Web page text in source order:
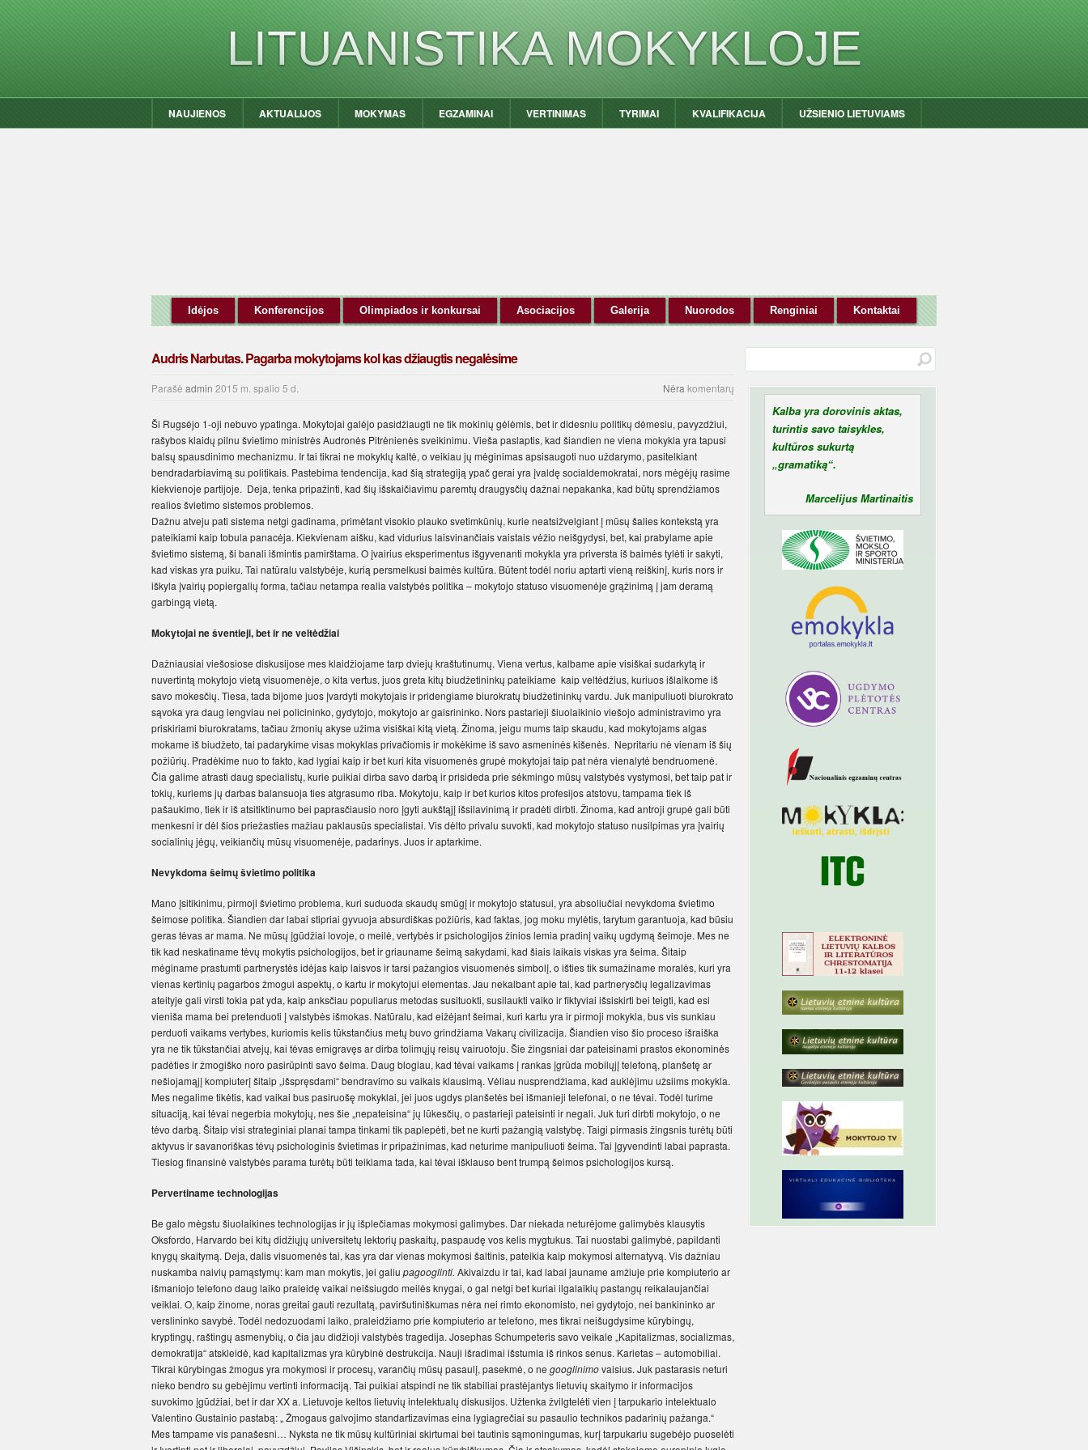
LITUANISTIKA MOKYKLOJE
NAUJIENOS AKTUALIJOS MOKYMAS EGZAMINAI VERTINIMAS TYRIMAI KVALIFIKACIJA UŽSIENIO LIETUVIAMS
Idėjos Konferencijos Olimpiados ir konkursai Asociacijos Galerija Nuorodos Renginiai Kontaktai
Audris Narbutas. Pagarba mokytojams kol kas džiaugtis negalėsime
Parašė admin 2015 m. spalio 5 d. Nėra komentarų
Ši Rugsėjo 1-oji nebuvo ypatinga. Mokytojai galėjo pasidžiaugti ne tik mokinių gėlėmis, bet ir didesniu politikų dėmesiu, pavyzdžiui,
rašybos klaidų pilnu švietimo ministrės Audronės Pitrėnienės sveikinimu. Vieša paslaptis, kad šiandien ne viena mokykla yra tapusi
balsų spausdinimo mechanizmu. Ir tai tikrai ne mokyklų kaltė, o veikiau jų mėginimas apsisaugoti nuo uždarymo, pasitelkiant
bendradarbiavimą su politikais. Pastebima tendencija, kad šią strategiją ypač gerai yra įvaldę socialdemokratai, nors mėgėjų rasime
kiekvienoje partijoje. Deja, tenka pripažinti, kad šių išskaičiavimu paremtų draugysčių dažnai nepakanka, kad būtų sprendžiamos
realios švietimo sistemos problemos.
Dažnu atveju pati sistema netgi gadinama, primėtant visokio plauko svetimkūnių, kurie neatsižvelgiant į mūsų šalies kontekstą yra
pateikiami kaip tobula panacėja. Kiekvienam aišku, kad vidurius laisvinančiais vaistais vėžio neišgydysi, bet, kai prabylame apie
švietimo sistemą, ši banali išmintis pamirštama. O įvairius eksperimentus išgyvenanti mokykla yra priversta iš baimės tylėti ir sakyti,
kad viskas yra puiku. Tai natūralu valstybėje, kurią persmelkusi baimės kultūra. Būtent todėl noriu aptarti vieną reiškinį, kuris nors ir
iškyla įvairių popiergalių forma, tačiau netampa realia valstybės politika – mokytojo statuso visuomenėje grąžinimą į jam deramą
garbingą vietą.
Mokytojai ne šventieji, bet ir ne veltėdžiai
Dažniausiai viešosiose diskusijose mes klaidžiojame tarp dviejų kraštutinumų. Viena vertus, kalbame apie visiškai sudarkytą ir
nuvertintą mokytojo vietą visuomenėje, o kita vertus, juos greta kitų biudžetininkų pateikiame kaip veltėdžius, kuriuos išlaikome iš
savo mokesčių. Tiesa, tada bijome juos įvardyti mokytojais ir pridengiame biurokratų biudžetininkų vardu. Juk manipuliuoti biurokrato
sąvoka yra daug lengviau nei policininko, gydytojo, mokytojo ar gaisrininko. Nors pastarieji šiuolaikinio viešojo administravimo yra
priskiriami biurokratams, tačiau žmonių akyse užima visiškai kitą vietą. Žinoma, jeigu mums taip skaudu, kad mokytojams algas
mokame iš biudžeto, tai padarykime visas mokyklas privačiomis ir mokėkime iš savo asmeninės kišenės. Nepritariu nė vienam iš šių
požiūrių. Pradėkime nuo to fakto, kad lygiai kaip ir bet kuri kita visuomenės grupė mokytojai taip pat nėra vienalytė bendruomenė.
Čia galime atrasti daug specialistų, kurie puikiai dirba savo darbą ir prisideda prie sėkmingo mūsų valstybės vystymosi, bet taip pat ir
tokių, kuriems jų darbas balansuoja ties atgrasumo riba. Mokytoju, kaip ir bet kurios kitos profesijos atstovu, tampama tiek iš
pašaukimo, tiek ir iš atsitiktinumo bei paprasčiausio noro įgyti aukštąjį išsilavinimą ir pradėti dirbti. Žinoma, kad antroji grupė gali būti
menkesni ir dėl šios priežasties mažiau paklausūs specialistai. Vis dėlto privalu suvokti, kad mokytojo statuso nusilpimas yra įvairių
socialinių jėgų, veikiančių mūsų visuomenėje, padarinys. Juos ir aptarkime.
Nevykdoma šeimų švietimo politika
Mano įsitikinimu, pirmoji švietimo problema, kuri suduoda skaudų smūgį ir mokytojo statusui, yra absoliučiai nevykdoma švietimo
šeimose politika. Šiandien dar labai stipriai gyvuoja absurdiškas požiūris, kad faktas, jog moku mylėtis, tarytum garantuoja, kad būsiu
geras tėvas ar mama. Ne mūsų įgūdžiai lovoje, o meilė, vertybės ir psichologijos žinios lemia pradinį vaikų ugdymą šeimoje. Mes ne
tik kad neskatiname tėvų mokytis psichologijos, bet ir griauname šeimą sakydami, kad šiais laikais viskas yra šeima. Šitaip
mėginame prastumti partnerystės idėjas kaip laisvos ir tarsi pažangios visuomenės simbolį, o išties tik sumažiname moralės, kuri yra
vienas kertinių pagarbos žmogui aspektų, o kartu ir mokytojui elementas. Jau nekalbant apie tai, kad partnerysčių legalizavimas
ateityje gali virsti tokia pat yda, kaip anksčiau populiarus metodas susituokti, susilaukti vaiko ir fiktyviai išsiskirti bei teigti, kad esi
vieniša mama bei pretenduoti į valstybės išmokas. Natūralu, kad eižėjant šeimai, kuri kartu yra ir pirmoji mokykla, bus vis sunkiau
perduoti vaikams vertybes, kuriomis kelis tūkstančius metų buvo grindžiama Vakarų civilizacija. Šiandien viso šio proceso išraiška
yra ne tik tūkstančiai atvejų, kai tėvas emigravęs ar dirba tolimųjų reisų vairuotoju. Šie žingsniai dar pateisinami prastos ekonominės
padėties ir žmogiško noro pasirūpinti savo šeima. Daug blogiau, kad tėvai vaikams į rankas įgrūda mobilųjį telefoną, planšetę ar
nešiojamąjį kompiuterį šitaip „išspręsdami“ bendravimo su vaikais klausimą. Vėliau nusprendžiama, kad auklėjimu užsiims mokykla.
Mes negalime tikėtis, kad vaikai bus pasiruošę mokyklai, jei juos ugdys planšetės bei išmanieji telefonai, o ne tėvai. Todėl turime
situaciją, kai tėvai negerbia mokytojų, nes šie „nepateisina“ jų lūkesčių, o pastarieji pateisinti ir negali. Juk turi dirbti mokytojo, o ne
tėvo darbą. Šitaip visi strateginiai planai tampa tinkami tik paplepėti, bet ne kurti pažangią valstybę. Taigi pirmasis žingsnis turėtų būti
aktyvus ir savanoriškas tėvų psichologinis švietimas ir pripažinimas, kad neturime manipuliuoti šeima. Tai įgyvendinti labai paprasta.
Tiesiog finansinė valstybės parama turėtų būti teikiama tada, kai tėvai išklauso bent trumpą šeimos psichologijos kursą.
Pervertiname technologijas
Be galo mėgstu šiuolaikines technologijas ir jų išplečiamas mokymosi galimybes. Dar niekada neturėjome galimybės klausytis
Oksfordo, Harvardo bei kitų didžiųjų universitetų lektorių paskaitų, paspaudę vos kelis mygtukus. Tai nuostabi galimybė, papildanti
knygų skaitymą. Deja, dalis visuomenės tai, kas yra dar vienas mokymosi šaltinis, pateikia kaip mokymosi alternatyvą. Vis dažniau
nuskamba naivių pamąstymų: kam man mokytis, jei galiu pagooglinti. Akivaizdu ir tai, kad labai jauname amžiuje prie kompiuterio ar
išmaniojo telefono daug laiko praleidę vaikai neišsiugdo meilės knygai, o gal netgi bet kuriai ilgalaikių pastangų reikalaujančiai
veiklai. O, kaip žinome, noras greitai gauti rezultatą, paviršutiniškumas nėra nei rimto ekonomisto, nei gydytojo, nei bankininko ar
verslininko savybė. Todėl nedozuodami laiko, praleidžiamo prie kompiuterio ar telefono, mes tikrai neišugdysime kūrybingų,
kryptingų, raštingų asmenybių, o čia jau didžioji valstybės tragedija. Josephas Schumpeteris savo veikale „Kapitalizmas, socializmas,
demokratija“ atskleidė, kad kapitalizmas yra kūrybinė destrukcija. Nauji išradimai išstumia iš rinkos senus. Karietas – automobiliai.
Tikrai kūrybingas žmogus yra mokymosi ir procesų, varančių mūsų pasaulį, pasekmė, o ne googlinimovaisius. Juk pastarasis neturi
nieko bendro su gebėjimu vertinti informaciją. Tai puikiai atspindi ne tik stabiliai prastėjantys lietuvių skaitymo ir informacijos
suvokimo įgūdžiai, bet ir dar XX a. Lietuvoje keltos lietuvių intelektualų diskusijos. Užtenka žvilgtelėti vien į tarpukario intelektualo
Valentino Gustainio pastabą: „ Žmogaus galvojimo standartizavimas eina lygiagrečiai su pasaulio technikos padarinių pažanga.“
Mes tampame vis panašesni… Nyksta ne tik mūsų kultūriniai skirtumai bei tautinis sąmoningumas, kurį tarpukariu sugebėjo puoselėti
Kalba yra dorovinis aktas,
turintis savo taisykles,
kultūros sukurtą
„gramatiką“.
Marcelijus Martinaitis